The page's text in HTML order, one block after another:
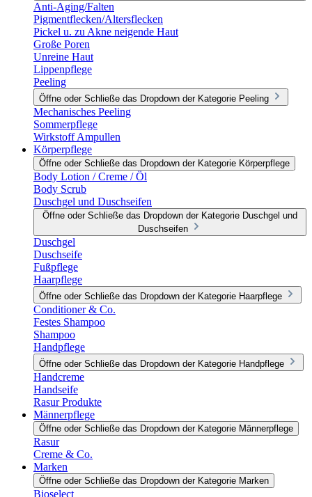
Anti-Aging/Falten
Pigmentflecken/Altersflecken
Pickel u. zu Akne neigende Haut
Große Poren
Unreine Haut
Lippenpflege
Peeling
Öffne oder Schließe das Dropdown der Kategorie Peeling
Mechanisches Peeling
Sommerpflege
Wirkstoff Ampullen
Körperpflege
Öffne oder Schließe das Dropdown der Kategorie Körperpflege
Body Lotion / Creme / Öl
Body Scrub
Duschgel und Duschseifen
Öffne oder Schließe das Dropdown der Kategorie Duschgel und
Duschseifen
Duschgel
Duschseife
Fußpflege
Haarpflege
Öffne oder Schließe das Dropdown der Kategorie Haarpflege
Conditioner & Co.
Festes Shampoo
Shampoo
Handpflege
Öffne oder Schließe das Dropdown der Kategorie Handpflege
Handcreme
Handseife
Rasur Produkte
Männerpflege
Öffne oder Schließe das Dropdown der Kategorie Männerpflege
Rasur
Creme & Co.
Marken
Öffne oder Schließe das Dropdown der Kategorie Marken
Bioselect